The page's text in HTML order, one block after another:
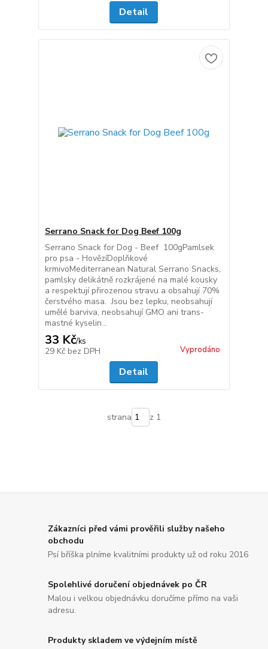
Detail
Serrano Snack for Dog Beef 100g
Serrano Snack for Dog - Beef 100gPamlsek
pro psa - HovězíDoplňkové
krmivoMediterranean Natural Serrano Snacks,
pamlsky delikátně rozkrájené na malé kousky
a respektují přirozenou stravu a obsahují 70%
čerstvého masa. Jsou bez lepku, neobsahují
umělé barviva, neobsahují GMO ani trans-
mastné kyselin...
33 Kč/ks
29 Kč bez DPH Vyprodáno
Detail
strana z 1
Zákazníci před vámi prověřili služby našeho
obchodu
Psí bříška plníme kvalitními produkty už od roku 2016
Spolehlivé doručení objednávek po ČR
Malou i velkou objednávku doručíme přímo na vaši
adresu.
Produkty skladem ve výdejním místě